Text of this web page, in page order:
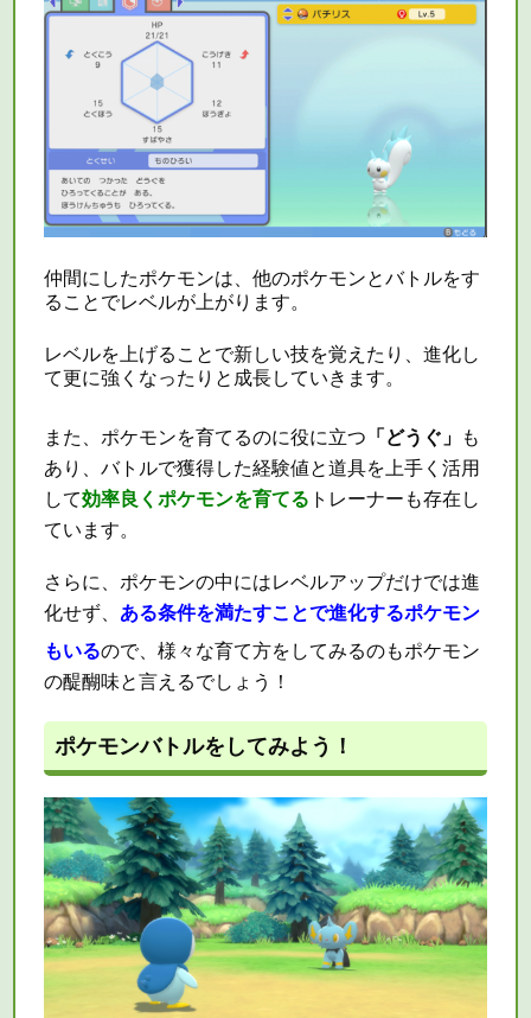
仲間にしたポケモンは、他のポケモンとバトルをす
ることでレベルが上がります。
レベルを上げることで新しい技を覚えたり、進化し
て更に強くなったりと成長していきます。
また、ポケモンを育てるのに役に立つ 「どうぐ」 も
あり、バトルで獲得した経験値と道具を上手く活用
して効率良くポケモンを育てる トレーナーも存在し
ています。
さらに、ポケモンの中にはレベルアップだけでは進
化せず、 ある条件を満たすことで進化するポケモン
もいるので、様々な育て方をしてみるのもポケモン
の醍醐味と言えるでしょう！
ポケモンバトルをしてみよう！